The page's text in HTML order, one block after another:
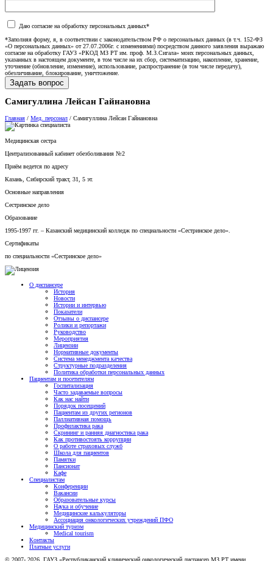
Даю согласие на обработку персональных данных*
*Заполняя форму, я, в соответствии с законодательством РФ о персональных данных (в т.ч. 152-ФЗ
«О персональных данных» от 27.07.2006г. с изменениями) посредством данного заявления выражаю
согласие на обработку ГАУЗ «РКОД МЗ РТ им. проф. М.З.Сигала» моих персональных данных,
указанных в настоящем документе, в том числе на их сбор, систематизацию, накопление, хранение,
уточнение (обновление, изменение), использование, распространение (в том числе передачу),
обезличивание, блокирование, уничтожение.
Самигуллина Лейсан Гайнановна
Главная / Мед. персонал / Самигуллина Лейсан Гайнановна
Медицинская сестра
Централизованный кабинет обезболивания №2
Приём ведется по адресу
Казань, Сибирский тракт, 31, 5 эт.
Основные направления
Сестринское дело
Образование
1995-1997 гг. – Казанский медицинский колледж по специальности «Сестринское дело».
Сертификаты
по специальности «Сестринское дело»
О диспансере
История
Новости
Истории и интервью
Показатели
Отзывы о диспансере
Ролики и репортажи
Руководство
Мероприятия
Лицензии
Нормативные документы
Система менеджмента качества
Структурные подразделения
Политика обработки персональных данных
Пациентам и посетителям
Госпитализация
Часто задаваемые вопросы
Как нас найти
Порядок посещений
Пациентам из других регионов
Паллиативная помощь
Профилактика рака
Скрининг и ранняя диагностика рака
Как противостоять коррупции
О работе страховых служб
Школа для пациентов
Памятки
Пансионат
Кафе
Специалистам
Конференции
Вакансии
Образовательные курсы
Наука и обучение
Медицинские калькуляторы
Ассоциация oнкологических учреждений ПФО
Медицинский туризм
Medical tourism
Контакты
Платные услуги
© 2007- 2026, ГАУЗ «Республиканский клинический онкологический диспансер МЗ РТ имени